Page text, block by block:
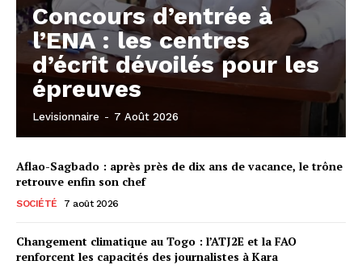
Concours d’entrée à
l’ENA : les centres
d’écrit dévoilés pour les
épreuves
Levisionnaire - 7 Août 2026
Aflao-Sagbado : après près de dix ans de vacance, le trône
retrouve enfin son chef
SOCIÉTÉ 7 août 2026
Changement climatique au Togo : l’ATJ2E et la FAO
renforcent les capacités des journalistes à Kara